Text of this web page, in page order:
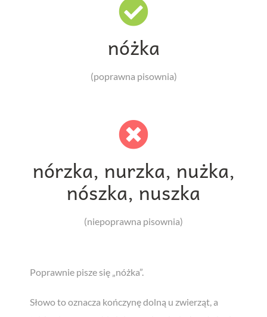
nóżka
(poprawna pisownia)
nórzka, nurzka, nużka,
nószka, nuszka
(niepoprawna pisownia)
Poprawnie pisze się „nóżka”.
Słowo to oznacza kończynę dolną u zwierząt, a